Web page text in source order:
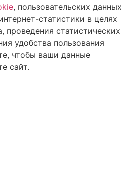
, пользовательских данных
статистики в целях
проведения статистических
удобства пользования
чтобы ваши данные
сайт.